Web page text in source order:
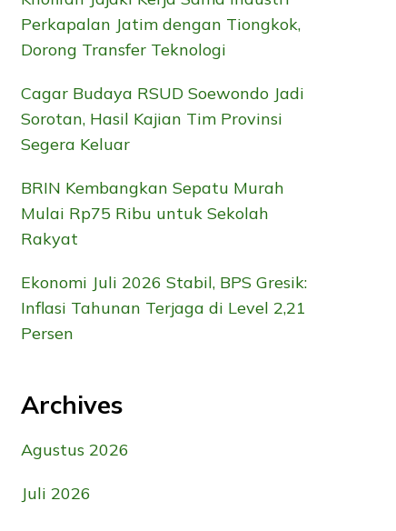
Perkapalan Jatim dengan Tiongkok,
Dorong Transfer Teknologi
Cagar Budaya RSUD Soewondo Jadi
Sorotan, Hasil Kajian Tim Provinsi
Segera Keluar
BRIN Kembangkan Sepatu Murah
Mulai Rp75 Ribu untuk Sekolah
Rakyat
Ekonomi Juli 2026 Stabil, BPS Gresik:
Inflasi Tahunan Terjaga di Level 2,21
Persen
Archives
Agustus 2026
Juli 2026